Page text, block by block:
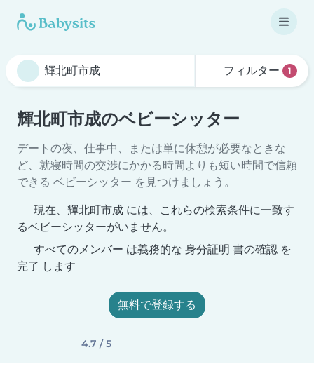
フィルター 1
輝北町市成のベビーシッター
デートの夜、仕事中、または単に休憩が必要なときな
ど、就寝時間の交渉にかかる時間よりも短い時間で信頼
できる ベビーシッター を見つけましょう。
現在、輝北町市成 には、これらの検索条件に一致す
るベビーシッターがいません。
すべてのメンバー は義務的な 身分証明 書の確認 を
完了 します
無料で登録する
4.7 / 5